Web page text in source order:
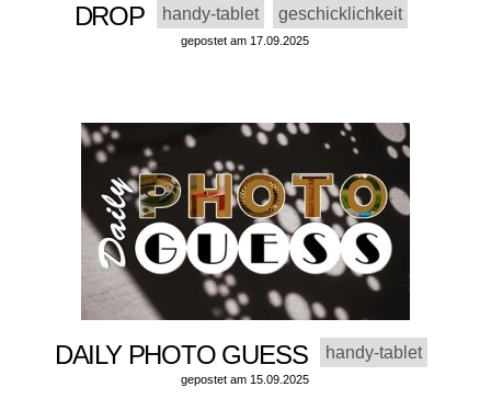
DROP handy-tablet geschicklichkeit
gepostet am 17.09.2025
DAILY PHOTO GUESS handy-tablet
gepostet am 15.09.2025